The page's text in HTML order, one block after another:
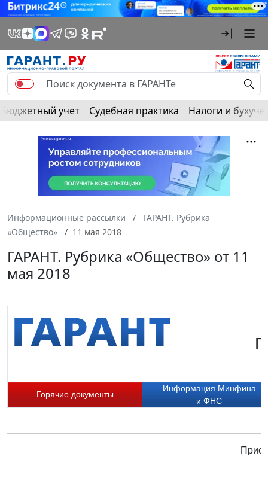
Бюджетный учет Судебная практика Налоги и
Информационные рассылки
ГАРАНТ. Рубрика
«Общество»
11 мая 2018
ГАРАНТ. Рубрика «Общество» от 11
мая 2018
Горячие документы
Информация Минфина
и ФНС